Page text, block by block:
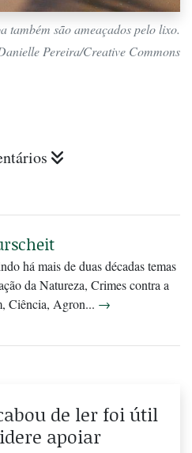
também são ameaçados pelo lixo.
Pereira/Creative Commons
há mais de duas décadas temas
da Natureza, Crimes contra a
Ciência, Agron... →
de ler foi útil
apoiar